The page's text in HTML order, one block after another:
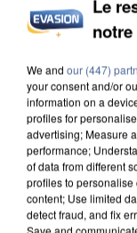
UN SECOND
INTERPELLÉ EN
Le
We and our (447)
your consent and/or
information on a
profiles for
advertising; Measure
performance;
of data from different
profiles to
content; Use limited
detect fraud, and fix
Save and